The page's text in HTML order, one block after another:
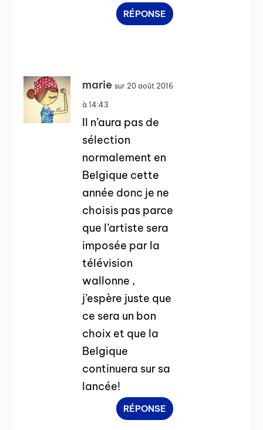
RÉPONSE
marie sur 20 août 2016
à 14:43
Il n’aura pas de
sélection
normalement en
Belgique cette
année donc je ne
choisis pas parce
que l’artiste sera
imposée par la
télévision
wallonne ,
j’espère juste que
ce sera un bon
choix et que la
Belgique
continuera sur sa
lancée!
RÉPONSE